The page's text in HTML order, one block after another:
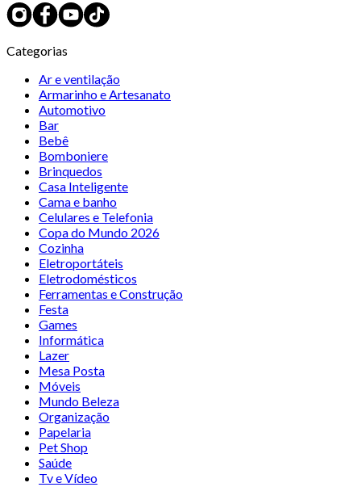
Categorias
Ar e ventilação
Armarinho e Artesanato
Automotivo
Bar
Bebê
Bomboniere
Brinquedos
Casa Inteligente
Cama e banho
Celulares e Telefonia
Copa do Mundo 2026
Cozinha
Eletroportáteis
Eletrodomésticos
Ferramentas e Construção
Festa
Games
Informática
Lazer
Mesa Posta
Móveis
Mundo Beleza
Organização
Papelaria
Pet Shop
Saúde
Tv e Vídeo